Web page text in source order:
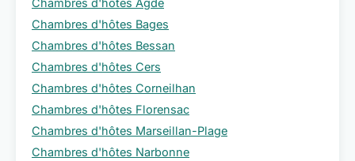
Chambres d'hôtes Agde
Chambres d'hôtes Bages
Chambres d'hôtes Bessan
Chambres d'hôtes Cers
Chambres d'hôtes Corneilhan
Chambres d'hôtes Florensac
Chambres d'hôtes Marseillan-Plage
Chambres d'hôtes Narbonne